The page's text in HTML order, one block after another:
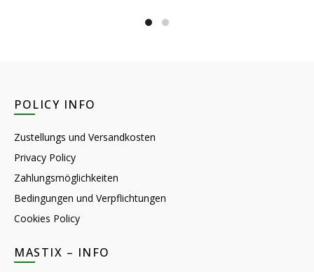
POLICY INFO
Zustellungs und Versandkosten
Privacy Policy
Zahlungsmöglichkeiten
Bedingungen und Verpflichtungen
Cookies Policy
MASTIX – INFO